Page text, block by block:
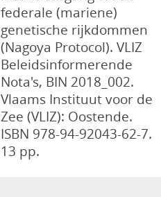
federale (mariene)
genetische rijkdommen
(Nagoya Protocol). VLIZ
Beleidsinformerende
Nota's, BIN 2018_002.
Vlaams Instituut voor de
Zee (VLIZ): Oostende.
ISBN 978-94-92043-62-7.
13 pp.